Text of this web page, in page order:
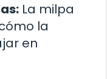
La milpa
la
en